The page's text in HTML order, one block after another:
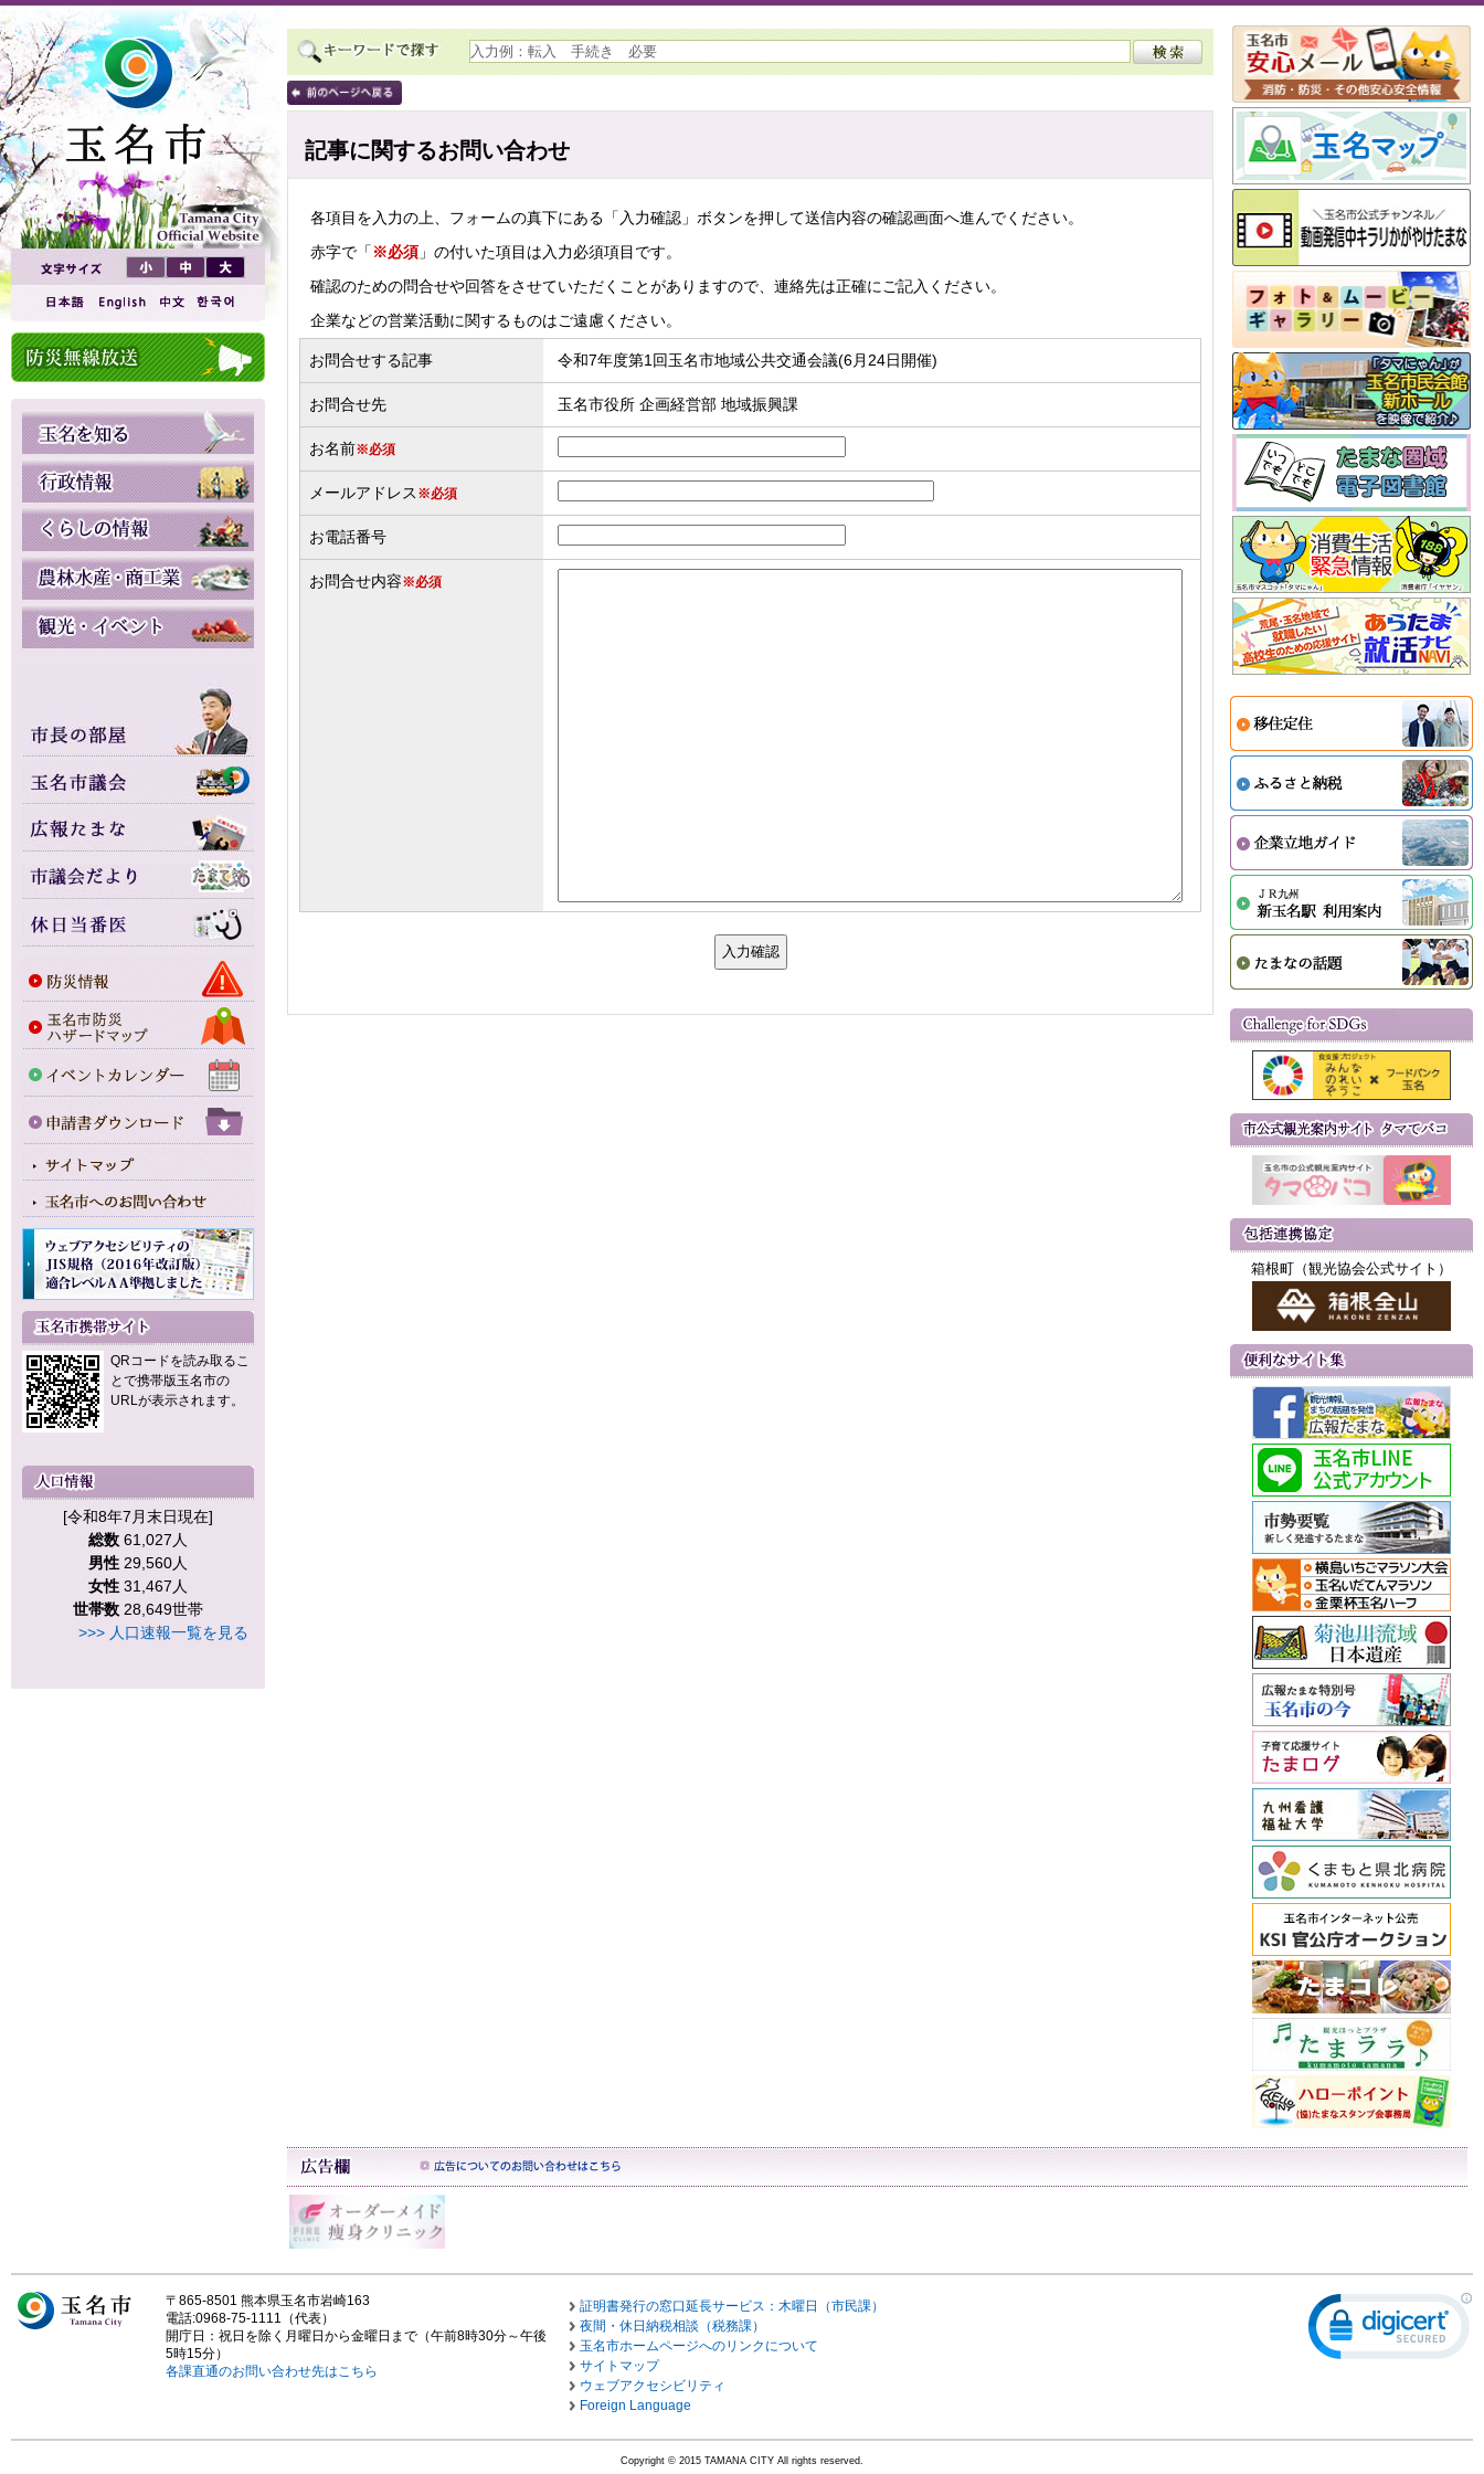
QRコードを読み取るこ
とで携帯版玉名市の
URLが表示されます。
[令和8年7月末日現在]
総数 61,027人
男性 29,560人
女性 31,467人
世帯数 28,649世帯
>>> 人口速報一覧を見る
記事に関するお問い合わせ
各項目を入力の上、フォームの真下にある「入力確認」ボタンを押して送信内容の確認画面へ進んでください。
赤字で「 ※必須 」の付いた項目は入力必須項目です。
確認のための問合せや回答をさせていただくことがありますので、連絡先は正確にご記入ください。
企業などの営業活動に関するものはご遠慮ください。
お問合せする記事 令和7年度第1回玉名市地域公共交通会議(6月24日開催)
お問合せ先 玉名市役所 企画経営部 地域振興課
お名前※必須
メールアドレス ※必須
お電話番号
お問合せ内容※必須
箱根町（観光協会公式サイト）
〒865-8501 熊本県玉名市岩崎163
電話:0968-75-1111（代表）
開庁日：祝日を除く月曜日から金曜日まで（午前8時30分～午後
5時15分）
各課直通のお問い合わせ先はこちら
証明書発行の窓口延長サービス：木曜日（市民課）
夜間・休日納税相談（税務課）
玉名市ホームページへのリンクについて
サイトマップ
ウェブアクセシビリティ
Foreign Language
Copyright © 2015 TAMANA CITY All rights reserved.